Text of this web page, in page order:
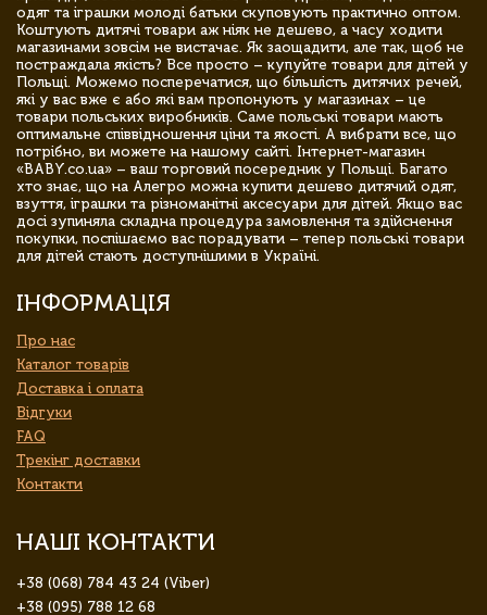
одяг та іграшки молоді батьки скуповують практично оптом.
Коштують дитячі товари аж ніяк не дешево, а часу ходити
магазинами зовсім не вистачає. Як заощадити, але так, щоб не
постраждала якість? Все просто – купуйте товари для дітей у
Польщі. Можемо посперечатися, що більшість дитячих речей,
які у вас вже є або які вам пропонують у магазинах – це
товари польських виробників. Саме польські товари мають
оптимальне співвідношення ціни та якості. А вибрати все, що
потрібно, ви можете на нашому сайті. Інтернет-магазин
«BABY.co.ua» – ваш торговий посередник у Польщі. Багато
хто знає, що на Алегро можна купити дешево дитячий одяг,
взуття, іграшки та різноманітні аксесуари для дітей. Якщо вас
досі зупиняла складна процедура замовлення та здійснення
покупки, поспішаємо вас порадувати – тепер польські товари
для дітей стають доступнішими в Україні.
ІНФОРМАЦІЯ
Про нас
Каталог товарів
Доставка і оплата
Відгуки
FAQ
Трекінг доставки
Контакти
НАШІ КОНТАКТИ
+38 (068) 784 43 24 (Viber)
+38 (095) 788 12 68